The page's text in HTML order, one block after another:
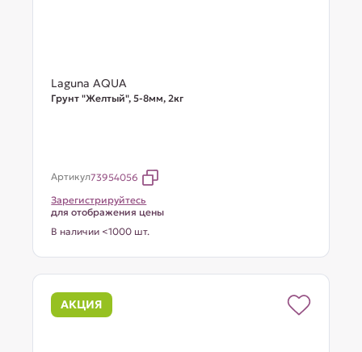
Laguna AQUA
Грунт "Желтый", 5-8мм, 2кг
Артикул73954056
Зарегистрируйтесь
для отображения цены
В наличии <1000 шт.
АКЦИЯ